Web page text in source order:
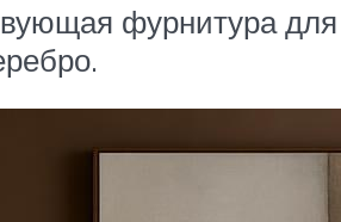
фурнитура